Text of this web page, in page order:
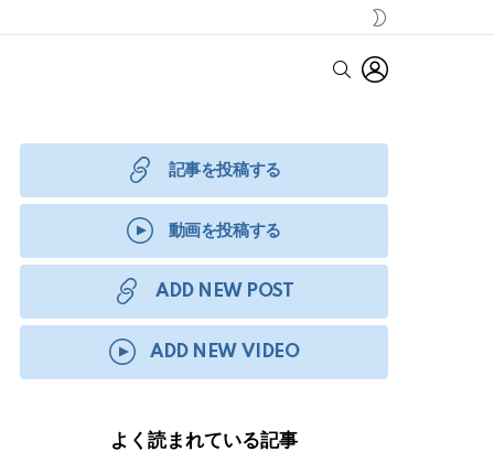
SKIN
SEARCH
記事を投稿する
動画を投稿する
ADD NEW POST
ADD NEW VIDEO
よく読まれている記事